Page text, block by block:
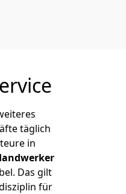
täglich
in
Das gilt
für